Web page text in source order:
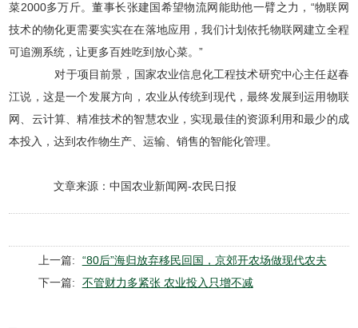
菜2000多万斤。董事长张建国希望物流网能助他一臂之力，“物联网
技术的物化更需要实实在在落地应用，我们计划依托物联网建立全程
可追溯系统，让更多百姓吃到放心菜。”
对于项目前景，国家农业信息化工程技术研究中心主任赵春
江说，这是一个发展方向，农业从传统到现代，最终发展到运用物联
网、云计算、精准技术的智慧农业，实现最佳的资源利用和最少的成
本投入，达到农作物生产、运输、销售的智能化管理。
文章来源：中国农业新闻网-农民日报
上一篇:
“80后”海归放弃移民回国，京郊开农场做现代农夫
下一篇:
不管财力多紧张 农业投入只增不减